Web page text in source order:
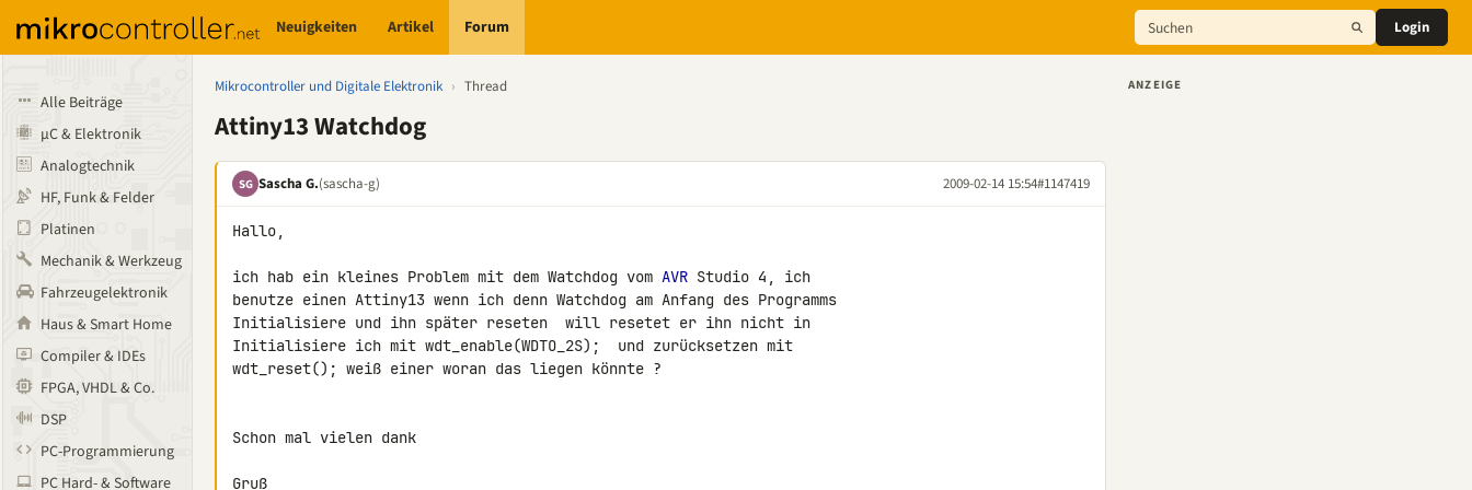
Neuigkeiten Artikel Forum Login
Alle Beiträge
µC & Elektronik
Analogtechnik
HF, Funk & Felder
Platinen
Mechanik & Werkzeug
Fahrzeugelektronik
Haus & Smart Home
Compiler & IDEs
FPGA, VHDL & Co.
DSP
PC-Programmierung
PC Hard- & Software
Mikrocontroller und Digitale Elektronik › Thread
Attiny13 Watchdog
SG Sascha G.(sascha-g) 2009-02-14 15:54#1147419
Hallo,
ich hab ein kleines Problem mit dem Watchdog vom AVR Studio 4, ich
benutze einen Attiny13 wenn ich denn Watchdog am Anfang des Programms
Initialisiere und ihn später reseten  will resetet er ihn nicht in
Initialisiere ich mit wdt_enable(WDTO_2S);  und zurücksetzen mit
wdt_reset(); weiß einer woran das liegen könnte ?
Schon mal vielen dank
Gruß
ANZEIGE